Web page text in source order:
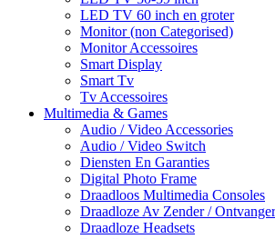
LED TV 60 inch en groter
Monitor (non Categorised)
Monitor Accessoires
Smart Display
Smart Tv
Tv Accessoires
Multimedia & Games
Audio / Video Accessories
Audio / Video Switch
Diensten En Garanties
Digital Photo Frame
Draadloos Multimedia Consoles
Draadloze Av Zender / Ontvanger
Draadloze Headsets